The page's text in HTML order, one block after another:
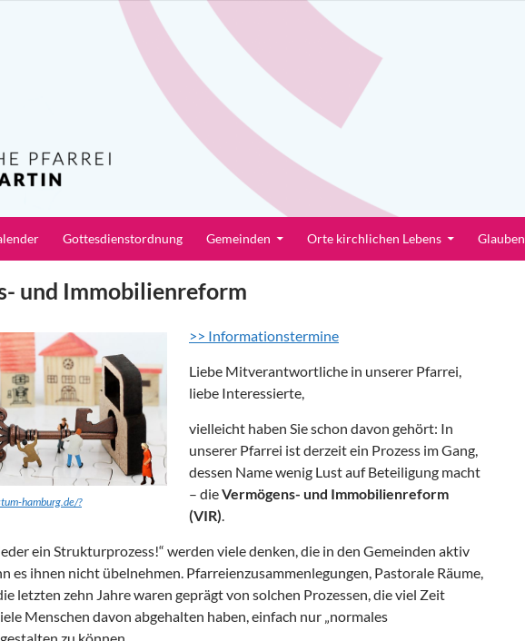
Gottesdienstordnung Gemeinden Orte kirchlichen Lebens Glauben
und Immobilienreform
hamburg.de/?
>> Informationstermine
Liebe Mitverantwortliche in unserer Pfarrei,
liebe Interessierte,
vielleicht haben Sie schon davon gehört: In
unserer Pfarrei ist derzeit ein Prozess im Gang,
dessen Name wenig Lust auf Beteiligung macht
– dieVermögens- und Immobilienreform
(VIR).
ein Strukturprozess!“ werden viele denken, die in den Gemeinden aktiv
es ihnen nicht übelnehmen. Pfarreienzusammenlegungen, Pastorale Räume,
letzten zehn Jahre waren geprägt von solchen Prozessen, die viel Zeit
Menschen davon abgehalten haben, einfach nur „normales